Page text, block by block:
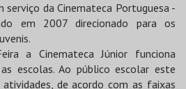
serviço da Cinemateca Portuguesa -
em 2007 direcionado para os
a Cinemateca Júnior funciona
escolas. Ao público escolar este
de acordo com as faixas